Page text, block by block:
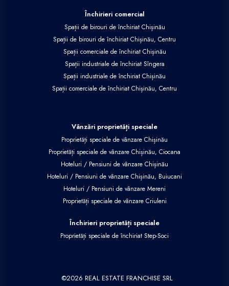
Închirieri comercial
Spații de birouri de închiriat Chișinău
Spații de birouri de închiriat Chișinău, Centru
Spații comerciale de închiriat Chișinău
Spații industriale de închiriat Sîngera
Spații industriale de închiriat Chișinău
Spații comerciale de închiriat Chișinău, Centru
Vânzări proprietăți speciale
Proprietăți speciale de vânzare Chișinău
Proprietăți speciale de vânzare Chișinău, Ciocana
Hoteluri / Pensiuni de vânzare Chișinău
Hoteluri / Pensiuni de vânzare Chișinău, Buiucani
Hoteluri / Pensiuni de vânzare Mereni
Proprietăți speciale de vânzare Criuleni
Închirieri proprietăți speciale
Proprietăți speciale de închiriat Step-Soci
©2026 REAL ESTATE FRANCHISE SRL